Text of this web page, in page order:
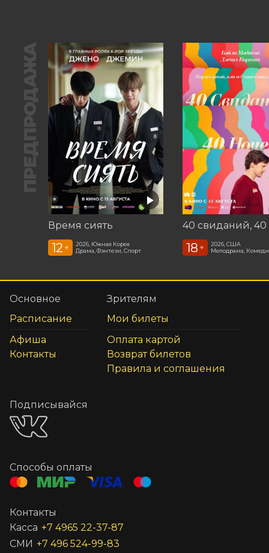
ПРЕДПРОДАЖА
Время сиять
12 +
2026, Южная Корея
Драма, Фэнтези, Спорт
18 +
2026, США
Мелодрама,
Основное
Расписание
Афиша
Контакты
Зрителям
Мои билеты
Оплата картой
Возврат билетов
Правила и соглашения
Подписывайся
Способы оплаты
Контакты
Касса +7 4965 22-37-87
СМИ +7 496 524-99-83